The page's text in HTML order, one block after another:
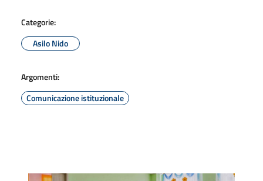
Categorie:
Asilo Nido
Argomenti:
Comunicazione istituzionale